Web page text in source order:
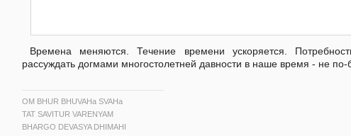
Времена меняются. Течение времени ускоряется.
рассуждать догмами многостолетней давности в наше время - не по-
OM BHUR BHUVAHa SVAHa
TAT SAVITUR VARENYAM
BHARGO DEVASYA DHIMAHI